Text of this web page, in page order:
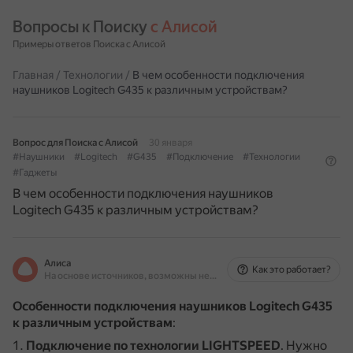
Вопросы к Поиску с Алисой
Примеры ответов Поиска с Алисой
Главная / Технологии / В чем особенности подключения
наушников Logitech G435 к различным устройствам?
Вопрос для Поиска с Алисой
30 января
#Наушники
#Logitech #G435 #Подключение
#Технологии
#Гаджеты
В чем особенности подключения наушников
Logitech G435 к различным устройствам?
Алиса
На основе источников, возможны неточности
Как это работает?
Особенности подключения наушников Logitech G435
к различным устройствам:
Подключение по технологии LIGHTSPEED. Нужно